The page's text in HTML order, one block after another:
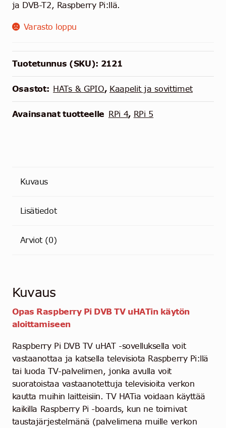
ja DVB-T2, Raspberry Pi:llä.
Varasto loppu
Tuotetunnus (SKU): 2121
Osastot: HATs & GPIO, Kaapelit ja sovittimet
Avainsanat tuotteelle RPi 4, RPi 5
Kuvaus
Lisätiedot
Arviot (0)
Kuvaus
Opas Raspberry Pi DVB TV uHATin käytön
aloittamiseen
Raspberry Pi DVB TV uHAT -sovelluksella voit
vastaanottaa ja katsella televisiota Raspberry Pi:llä
tai luoda TV-palvelimen, jonka avulla voit
suoratoistaa vastaanotettuja televisioita verkon
kautta muihin laitteisiin. TV HATia voidaan käyttää
kaikilla Raspberry Pi -boards, kun ne toimivat
taustajärjestelmänä (palvelimena muille verkon